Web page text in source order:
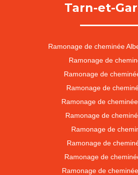
Tarn-et-
Ramonage de cheminée
Ramonage de
Ramonage de
Ramonage de
Ramonage de
Ramonage de
Ramonage de
Ramonage de
Ramonage de
Ramonage de